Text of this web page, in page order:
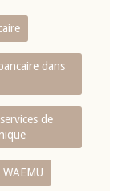
dans
de